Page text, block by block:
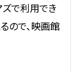
で利用でき
ので、映画館